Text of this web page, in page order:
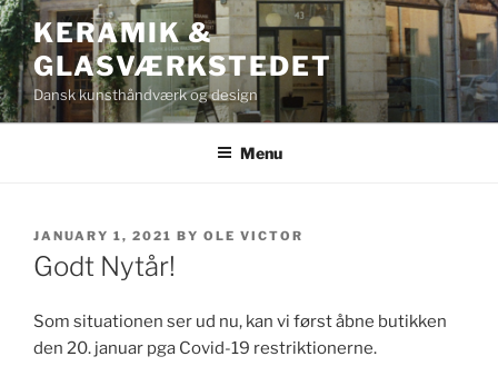
Skip
to
content
KERAMIK &
GLASVÆRKSTEDET
Dansk kunsthåndværk og design
Menu
POSTED
ON
JANUARY 1, 2021 BY OLE VICTOR
Godt Nytår!
Som situationen ser ud nu, kan vi først åbne butikken
den 20. januar pga Covid-19 restriktionerne.